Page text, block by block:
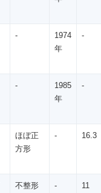
-
1974
年
-
-
1985
年
-
ほぼ正
方形
- 16.3
不整形 - 11